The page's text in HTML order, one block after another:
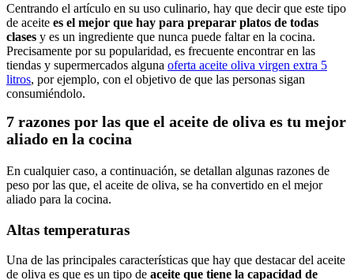
Centrando el artículo en su uso culinario, hay que decir que este tipo
de aceite es el mejor que hay para preparar platos de todas
clases y es un ingrediente que nunca puede faltar en la cocina.
Precisamente por su popularidad, es frecuente encontrar en las
tiendas y supermercados alguna oferta aceite oliva virgen extra 5
litros, por ejemplo, con el objetivo de que las personas sigan
consumiéndolo.
7 razones por las que el aceite de oliva es tu mejor
aliado en la cocina
En cualquier caso, a continuación, se detallan algunas razones de
peso por las que, el aceite de oliva, se ha convertido en el mejor
aliado para la cocina.
Altas temperaturas
Una de las principales características que hay que destacar del aceite
de oliva es que es un tipo de aceite que tiene la capacidad de